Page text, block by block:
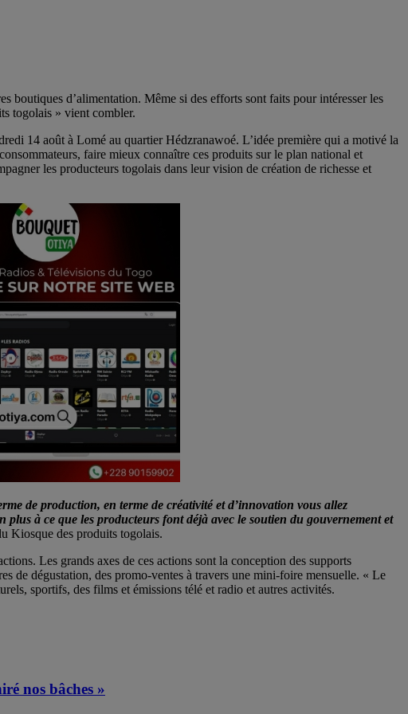
boutiques d’alimentation. Même si des efforts sont faits pour intéresser les
togolais » vient combler.
14 août à Lomé au quartier Hédzranawoé. L’idée première qui a motivé la
faire mieux connaître ces produits sur le plan national et
les producteurs togolais dans leur vision de création de richesse et
de production, en terme de créativité et d’innovation vous allez
à ce que les producteurs font déjà avec le soutien du gouvernement et
Kiosque des produits togolais.
Les grands axes de ces actions sont la conception des supports
de dégustation, des promo-ventes à travers une mini-foire mensuelle. « Le
sportifs, des films et émissions télé et radio et autres activités.
nos bâches »